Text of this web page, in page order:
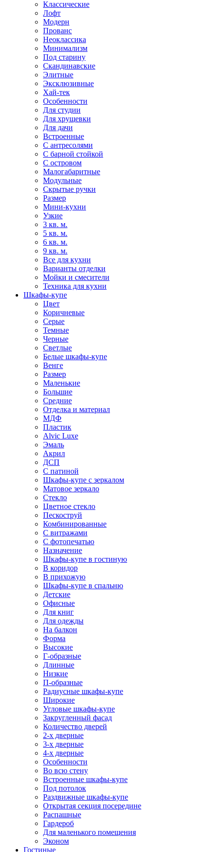
Классические
Лофт
Модерн
Прованс
Неоклассика
Минимализм
Под старину
Скандинавские
Элитные
Эксклюзивные
Хай-тек
Особенности
Для студии
Для хрущевки
Для дачи
Встроенные
С антресолями
С барной стойкой
С островом
Малогабаритные
Модульные
Скрытые ручки
Размер
Мини-кухни
Узкие
3 кв. м.
5 кв. м.
6 кв. м.
9 кв. м.
Все для кухни
Варианты отделки
Мойки и смесители
Техника для кухни
Шкафы-купе
Цвет
Коричневые
Серые
Темные
Черные
Светлые
Белые шкафы-купе
Венге
Размер
Маленькие
Большие
Средние
Отделка и материал
МДФ
Пластик
Alvic Luxe
Эмаль
Акрил
ДСП
С патиной
Шкафы-купе с зеркалом
Матовое зеркало
Стекло
Цветное стекло
Пескоструй
Комбинированные
С витражами
С фотопечатью
Назначение
Шкафы-купе в гостиную
В коридор
В прихожую
Шкафы-купе в спальню
Детские
Офисные
Для книг
Для одежды
На балкон
Форма
Высокие
Г-образные
Длинные
Низкие
П-образные
Радиусные шкафы-купе
Широкие
Угловые шкафы-купе
Закругленный фасад
Количество дверей
2-х дверные
3-х дверные
4-х дверные
Особенности
Во всю стену
Встроенные шкафы-купе
Под потолок
Раздвижные шкафы-купе
Открытая секция посередине
Распашные
Гардероб
Для маленького помещения
Эконом
Гостиные